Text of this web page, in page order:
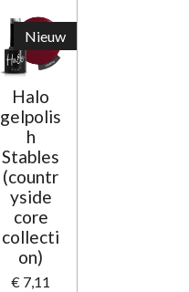
Nieuw
Halo
gelpolis
h
Stables
(countr
yside
core
collecti
on)
€ 7,11